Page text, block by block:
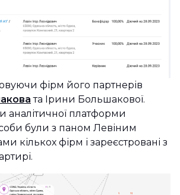
фірм його партнерів
та Ірини Большакової.
аналітичної платформи
були з паном Левіним
кількох фірм і зареєстровані з